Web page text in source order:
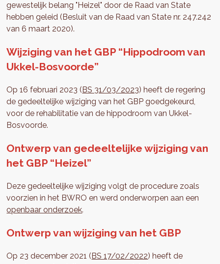
gewestelijk belang "Heizel" door de Raad van State
hebben geleid (Besluit van de Raad van State nr. 247.242
van 6 maart 2020).
Wijziging van het GBP “Hippodroom van
Ukkel-Bosvoorde”
Op 16 februari 2023 (BS 31/03/2023) heeft de regering
de gedeeltelijke wijziging van het GBP goedgekeurd,
voor de rehabilitatie van de hippodroom van Ukkel-
Bosvoorde.
Ontwerp van gedeeltelijke wijziging van
het GBP “Heizel”
Deze gedeeltelijke wijziging volgt de procedure zoals
voorzien in het BWRO en werd onderworpen aan een
openbaar onderzoek.
Ontwerp van wijziging van het GBP
Op 23 december 2021 (BS 17/02/2022) heeft de